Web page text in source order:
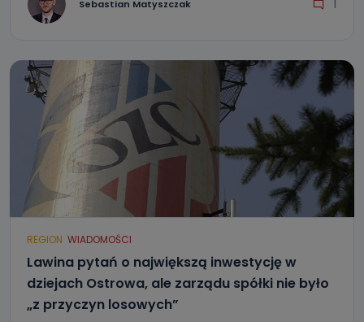
Sebastian Matyszczak 1
REGION WIADOMOŚCI
Lawina pytań o największą inwestycję w
dziejach Ostrowa, ale zarządu spółki nie było
„z przyczyn losowych”